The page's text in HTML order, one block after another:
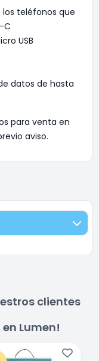
teléfonos que
C
USB
datos de hasta
para venta en
aviso.
clientes
Lumen!